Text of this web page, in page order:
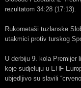
rezultatom 34:28 (17:13).
Rukometaši tuzlanske
utakmici protiv turskog
U derbiju 9. kola Premijer
koje sudjeluju u EHF
ubjedljivo su slavili